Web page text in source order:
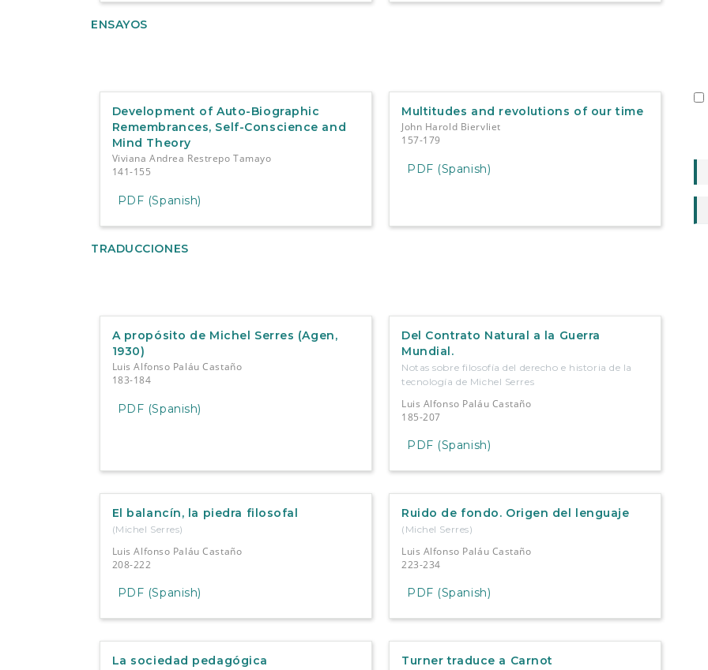
ENSAYOS
Development of Auto-Biographic
Remembrances, Self-Conscience and
Mind Theory
Viviana Andrea Restrepo Tamayo
141-155
PDF (Spanish)
Multitudes and revolutions of our time
John Harold Biervliet
157-179
PDF (Spanish)
TRADUCCIONES
A propósito de Michel Serres (Agen,
1930)
Luis Alfonso Paláu Castaño
183-184
PDF (Spanish)
Del Contrato Natural a la Guerra
Mundial.
Notas sobre filosofía del derecho e historia de la
tecnología de Michel Serres
Luis Alfonso Paláu Castaño
185-207
PDF (Spanish)
El balancín, la piedra filosofal
(Michel Serres)
Luis Alfonso Paláu Castaño
208-222
PDF (Spanish)
Ruido de fondo. Origen del lenguaje
(Michel Serres)
Luis Alfonso Paláu Castaño
223-234
PDF (Spanish)
La sociedad pedagógica Turner traduce a Carnot